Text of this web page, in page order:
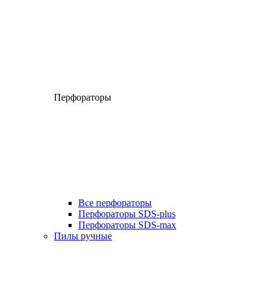
Перфораторы
Все перфораторы
Перфораторы SDS-plus
Перфораторы SDS-max
Пилы ручные